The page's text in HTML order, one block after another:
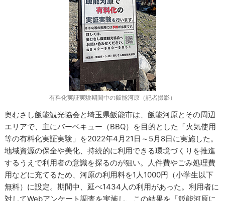
有料化実証実験期間中の飯能河原（記者撮影）
奥むさし飯能観光協会と埼玉県飯能市は、飯能河原とその周辺
エリアで、主にバーベキュー（BBQ）を目的とした「火気使用
等の有料化実証実験」を2022年4月21日～5月8日に実施した。
地域資源の保全や美化、持続的に利用できる環境づくりを推進
するうえで利用者の意識を探るのが狙い。人件費やごみ処理費
用などに充てるため、河原の利用料を1人1000円（小学生以下
無料）に設定。期間中、延べ1434人の利用があった。利用者に
対してWebアンケート調査を実施し、この結果を「飯能河原に